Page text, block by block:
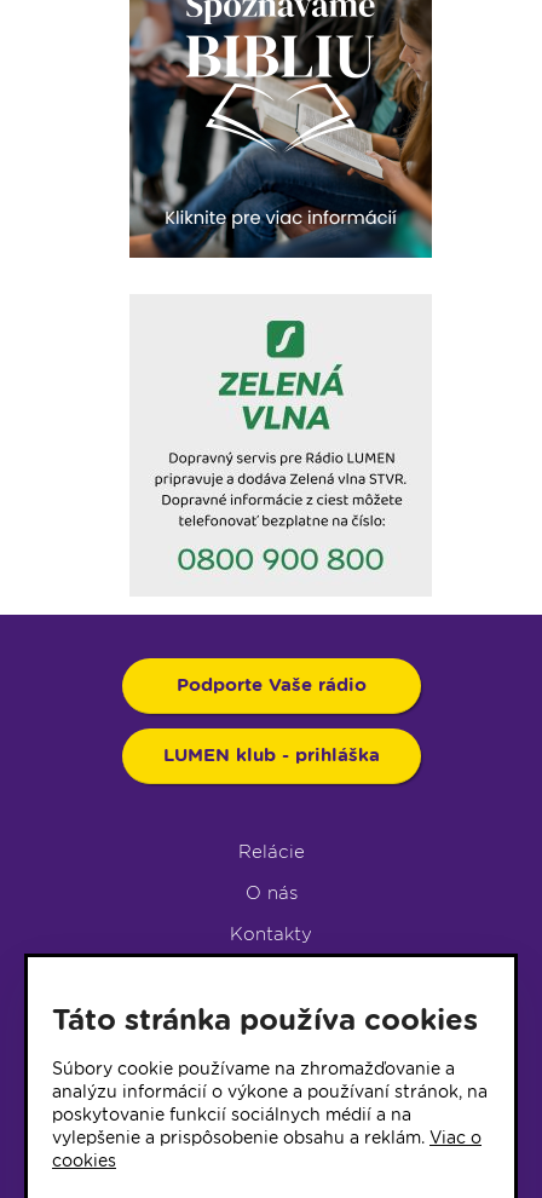
Podporte Vaše rádio
LUMEN klub - prihláška
Relácie
O nás
Kontakty
LUMEN KLUB
LUMEN KLUB PRIHLÁŠKA
© 2017 Rádio Lumen, Všetky práva vyhradené
Táto stránka používa cookies
Súbory cookie používame na zhromažďovanie a
analýzu informácií o výkone a používaní stránok, na
poskytovanie funkcií sociálnych médií a na
vylepšenie a prispôsobenie obsahu a reklám. Viac o
cookies